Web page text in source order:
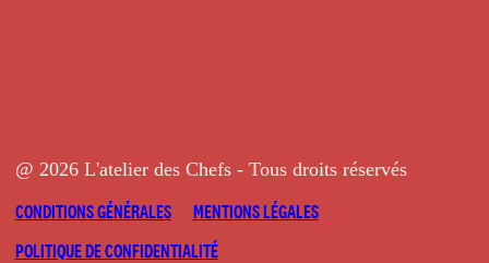
@ 2026 L'atelier des Chefs - Tous droits réservés
CONDITIONS GÉNÉRALES
MENTIONS LÉGALES
POLITIQUE DE CONFIDENTIALITÉ